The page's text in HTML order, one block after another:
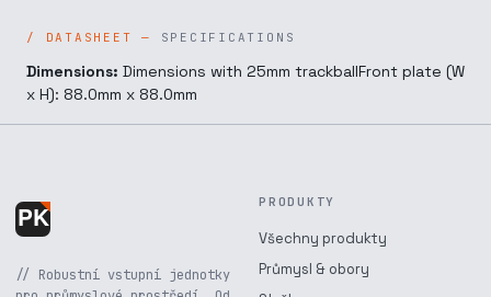
SPECIFICATIONS
Dimensions: Dimensions with 25mm trackballFront plate (W
x H): 88.0mm x 88.0mm
// Robustní vstupní jednotky
PRODUKTY
Všechny produkty
Průmysl & obory